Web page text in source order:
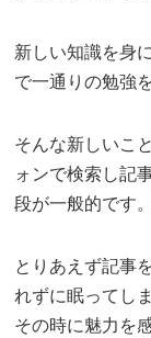
新しい知識を身
で一通りの勉強
そんな新しいこ
ォンで検索し記
段が一般的です。
とりあえず記事
れずに眠ってし
その時に魅力を